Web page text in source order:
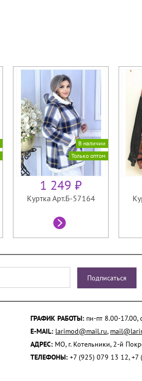
В наличии
Только оптом
1 249 ₽
Куртка Арт.Б-57164
ГРАФИК РАБОТЫ: пн-пт 8.00-17.00,
E-MAIL: larimod@mail.ru,
АДРЕС: МО, г. Котельники, 2-й
ТЕЛЕФОНЫ: +7 (925) 079 13 12,